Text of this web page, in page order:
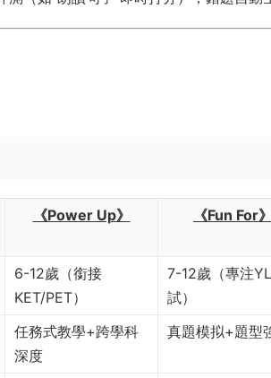
《Power Up》​ ​《Fun For》​
6-12歲（銜接
KET/PET）
7-12歲（專注
試）
任務式教學+跨學科
深度
真題模拟+題型